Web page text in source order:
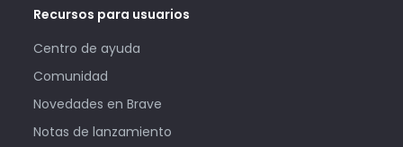
Recursos para usuarios
Centro de ayuda
Comunidad
Novedades en Brave
Notas de lanzamiento